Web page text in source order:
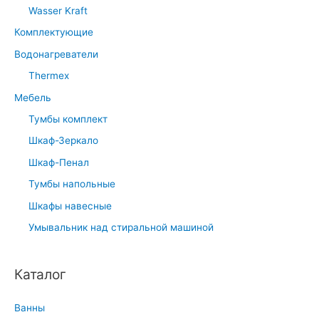
Wasser Kraft
Комплектующие
Водонагреватели
Thermex
Мебель
Тумбы комплект
Шкаф-Зеркало
Шкаф-Пенал
Тумбы напольные
Шкафы навесные
Умывальник над стиральной машиной
Каталог
Ванны